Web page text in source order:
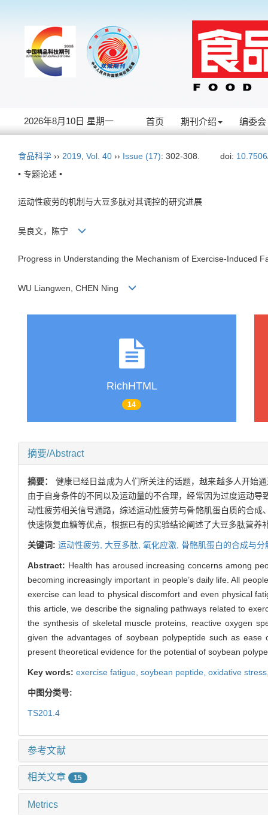
2026年8月10日 星期一 首页 期刊介绍 编委会
食品科学 ›› 2019 Vol. 40 ›› Issue (17): 302-308. doi:
• 专题论述 •
运动性疲劳的机制与大豆多肽对其调控的研究进展
吴良文，陈宁
Progress in Understanding the Mechanism of Exercise-Induced
WU Liangwen, CHEN Ning
RichHTML
14
摘要/Abstract
摘要： 健康已经日益成为人们所关注的话题，越来越多人开始
由于自身条件的不同以及运动量的不合理，经常因为过度运动
动性疲劳相关信号通路，综述运动性疲劳与骨骼肌蛋白质的合
快速恢复血糖等优点，根据已有的实验结论阐述了大豆多肽营养
关键词: 运动性疲劳, 大豆多肽, 氧化应激, 骨骼肌蛋白的合成与
Abstract: Health has aroused increasing concerns among
becoming increasingly important in people’s daily life. All
exercise can lead to physical discomfort and even physical
this article, we describe the signaling pathways related to
the synthesis of skeletal muscle proteins, reactive oxygen
given the advantages of soybean polypeptide such as
present theoretical evidence for the potential of soybean
Key words: exercise fatigue, soybean peptide, oxidative
中图分类号:
TS201.4
参考文献
相关文章 15
Metrics